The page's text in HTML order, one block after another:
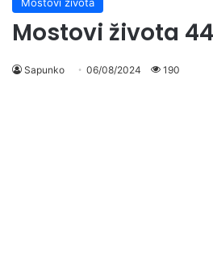
Mostovi života
Sapunko 06/08/2024 190